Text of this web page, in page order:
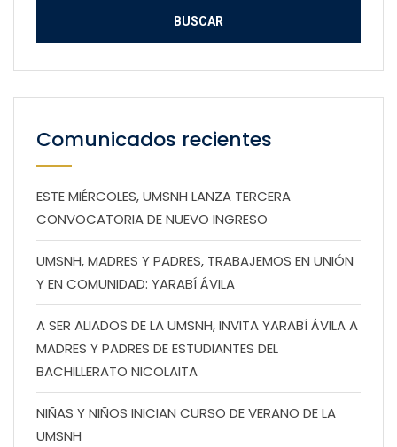
Comunicados recientes
ESTE MIÉRCOLES, UMSNH LANZA TERCERA
CONVOCATORIA DE NUEVO INGRESO
UMSNH, MADRES Y PADRES, TRABAJEMOS EN UNIÓN
Y EN COMUNIDAD: YARABÍ ÁVILA
A SER ALIADOS DE LA UMSNH, INVITA YARABÍ ÁVILA A
MADRES Y PADRES DE ESTUDIANTES DEL
BACHILLERATO NICOLAITA
NIÑAS Y NIÑOS INICIAN CURSO DE VERANO DE LA
UMSNH